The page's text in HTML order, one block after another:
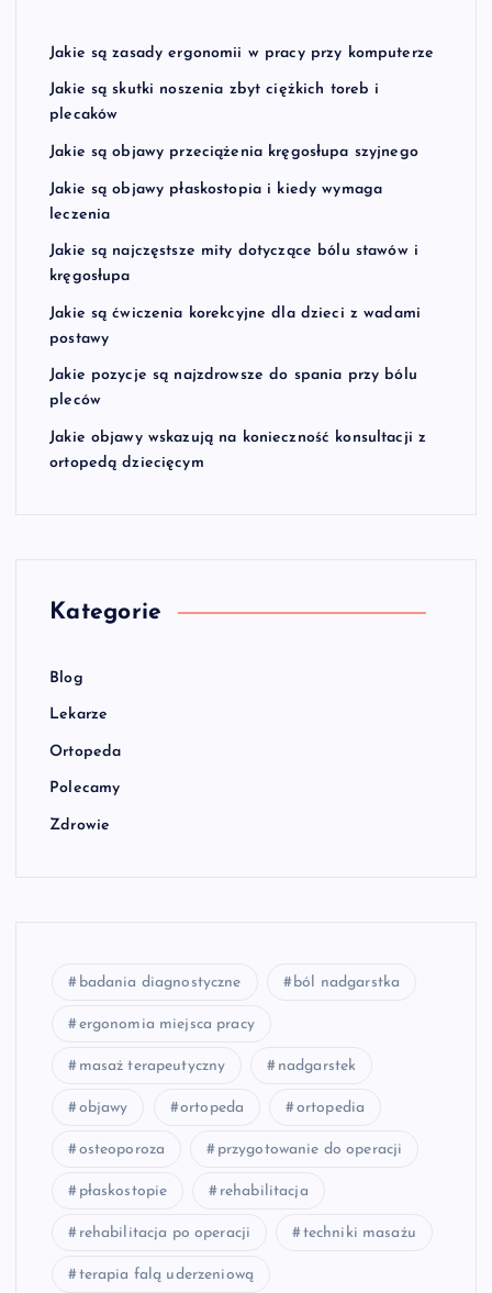
Jakie są zasady ergonomii w pracy przy komputerze
Jakie są skutki noszenia zbyt ciężkich toreb i
plecaków
Jakie są objawy przeciążenia kręgosłupa szyjnego
Jakie są objawy płaskostopia i kiedy wymaga
leczenia
Jakie są najczęstsze mity dotyczące bólu stawów i
kręgosłupa
Jakie są ćwiczenia korekcyjne dla dzieci z wadami
postawy
Jakie pozycje są najzdrowsze do spania przy bólu
pleców
Jakie objawy wskazują na konieczność konsultacji z
ortopedą dziecięcym
Kategorie
Blog
Lekarze
Ortopeda
Polecamy
Zdrowie
badania diagnostyczne ból nadgarstka
ergonomia miejsca pracy
masaż terapeutyczny nadgarstek
objawy ortopeda ortopedia
osteoporoza przygotowanie do operacji
płaskostopie rehabilitacja
rehabilitacja po operacji techniki masażu
terapia falą uderzeniową